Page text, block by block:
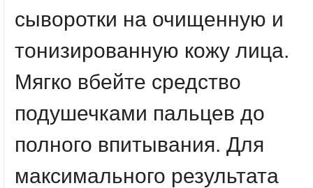
сыворотки на очищенную и
тонизированную кожу лица.
Мягко вбейте средство
подушечками пальцев до
полного впитывания. Для
максимального результата